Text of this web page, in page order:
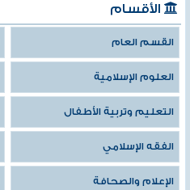
الأقسام
القسم العام
العلوم الإسلامية
التعليم وتربية الأطفال
الفقه الإسلامي
الإعلام والصحافة